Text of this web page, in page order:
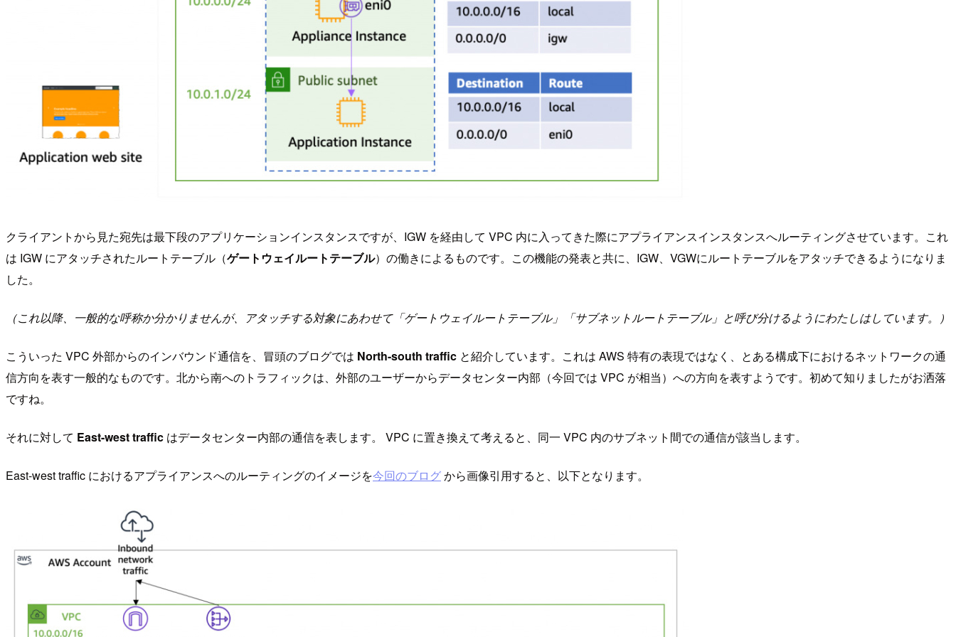
クライアントから見た宛先は最下段のアプリケーションインスタンスですが、IGW を経由して VPC 内に入ってきた際にアプライアンスインスタンスへルーティングさせています。これ
は IGW にアタッチされたルートテーブル（ゲートウェイルートテーブル）の働きによるものです。この機能の発表と共に、IGW、VGWにルートテーブルをアタッチできるようになりま
した。
（これ以降、一般的な呼称か分かりませんが、アタッチする対象にあわせて「ゲートウェイルートテーブル」「サブネットルートテーブル」と呼び分けるようにわたしはしています。）
こういった VPC 外部からのインバウンド通信を、冒頭のブログでは North-south traffic と紹介しています。これは AWS 特有の表現ではなく、とある構成下におけるネットワークの通
信方向を表す一般的なものです。北から南へのトラフィックは、外部のユーザーからデータセンター内部（今回では VPC が相当）への方向を表すようです。初めて知りましたがお洒落
ですね。
それに対して East-west traffic はデータセンター内部の通信を表します。 VPC に置き換えて考えると、同一 VPC 内のサブネット間での通信が該当します。
East-west traffic におけるアプライアンスへのルーティングのイメージを今回のブログから画像引用すると、以下となります。